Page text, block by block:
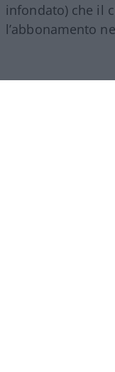
numero minimo
diritto al rinnovo,